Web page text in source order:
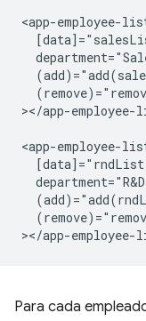
<app-employee-
></app-
<app-employee-
Para cada